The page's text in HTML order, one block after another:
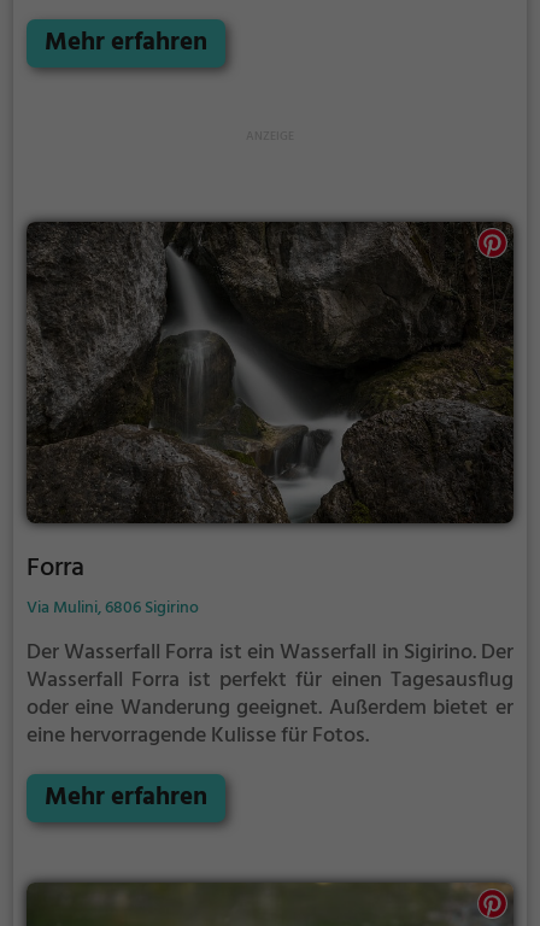
bietet zahlreiche Möglichkeiten für
Freizeitaktivitäten.
Mehr erfahren
Forra
Via Mulini, 6806 Sigirino
Der Wasserfall Forra ist ein Wasserfall in Sigirino.Der
Wasserfall Forra ist perfekt für einen Tagesausflug
oder eine Wanderung geeignet. Außerdem bietet er
eine hervorragende Kulisse für Fotos.
Mehr erfahren